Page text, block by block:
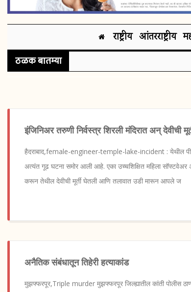
राष्ट्रीय आंतरराष्ट्रीय
ठळक बातम्या
इंजिनिअर तरुणी निर्वस्त्र शिरली मंदिरात अन् देवीची
हैदराबाद,female-engineer-temple-lake-incident : येथील
अत्यंत गूढ घटना समोर आली आहे. एका उच्चशिक्षित महिला सॉफ्टवेअर
करून तेथील देवीची मूर्ती घेतली आणि तलावात उडी मारून आपले ज
अनैतिक संबंधातून तिहेरी हत्याकांड
मुझफ्फरपूर,Triple murder मुझफ्फरपूर जिल्ह्यातील कांती पोलीस